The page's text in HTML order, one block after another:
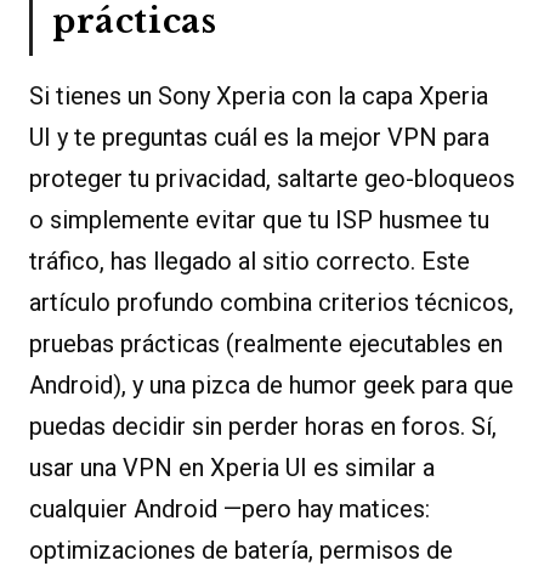
prácticas
Si tienes un Sony Xperia con la capa Xperia
UI y te preguntas cuál es la mejor VPN para
proteger tu privacidad, saltarte geo-bloqueos
o simplemente evitar que tu ISP husmee tu
tráfico, has llegado al sitio correcto. Este
artículo profundo combina criterios técnicos,
pruebas prácticas (realmente ejecutables en
Android), y una pizca de humor geek para que
puedas decidir sin perder horas en foros. Sí,
usar una VPN en Xperia UI es similar a
cualquier Android —pero hay matices:
optimizaciones de batería, permisos de